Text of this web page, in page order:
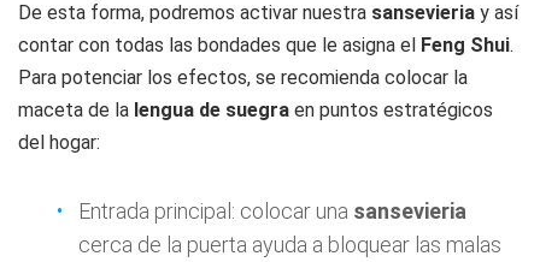
De esta forma, podremos activar nuestra sansevieria y así
contar con todas las bondades que le asigna el Feng Shui.
Para potenciar los efectos, se recomienda colocar la
maceta de la lengua de suegra en puntos estratégicos
del hogar:
Entrada principal: colocar una sansevieria
cerca de la puerta ayuda a bloquear las malas